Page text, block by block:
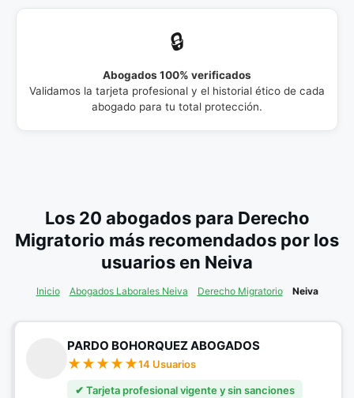
🔒
Abogados 100% verificados
Validamos la tarjeta profesional y el historial ético de cada
abogado para tu total protección.
Los 20 abogados para Derecho
Migratorio más recomendados por los
usuarios en Neiva
Inicio Abogados Laborales Neiva Derecho Migratorio Neiva
PARDO BOHORQUEZ ABOGADOS
14 Usuarios
✔ Tarjeta profesional vigente y sin sanciones